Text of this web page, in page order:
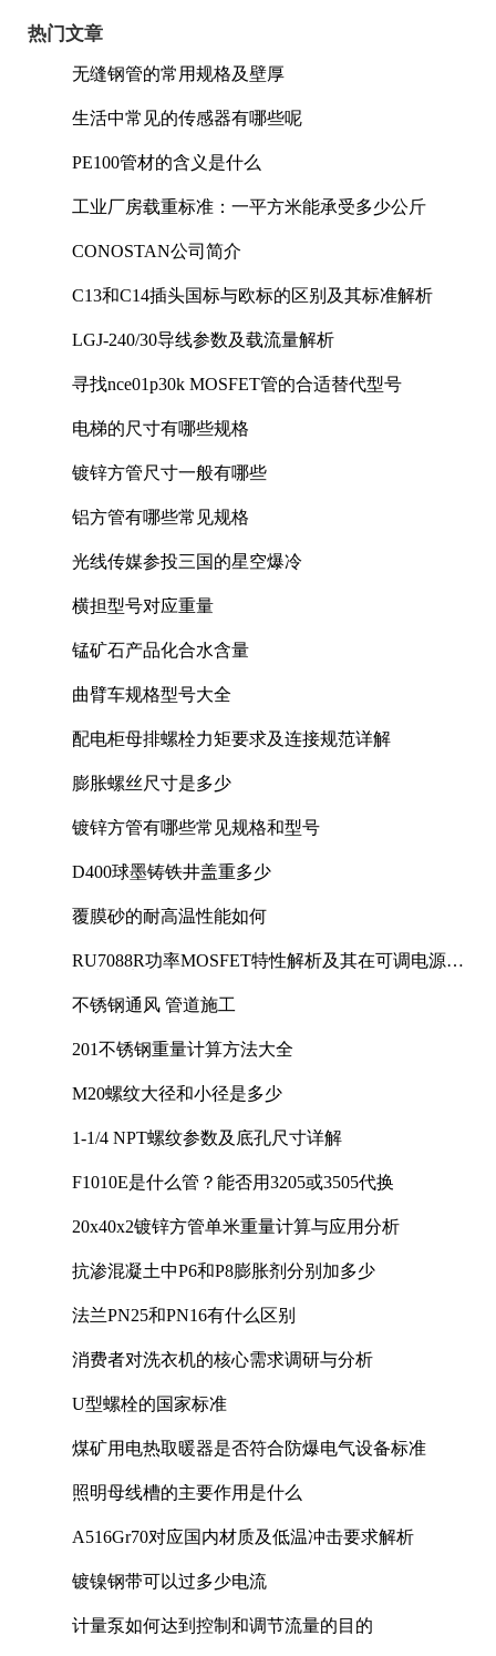
热门文章
无缝钢管的常用规格及壁厚
生活中常见的传感器有哪些呢
PE100管材的含义是什么
工业厂房载重标准：一平方米能承受多少公斤
CONOSTAN公司简介
C13和C14插头国标与欧标的区别及其标准解析
LGJ-240/30导线参数及载流量解析
寻找nce01p30k MOSFET管的合适替代型号
电梯的尺寸有哪些规格
镀锌方管尺寸一般有哪些
铝方管有哪些常见规格
光线传媒参投三国的星空爆冷
横担型号对应重量
锰矿石产品化合水含量
曲臂车规格型号大全
配电柜母排螺栓力矩要求及连接规范详解
膨胀螺丝尺寸是多少
镀锌方管有哪些常见规格和型号
D400球墨铸铁井盖重多少
覆膜砂的耐高温性能如何
RU7088R功率MOSFET特性解析及其在可调电源设
不锈钢通风 管道施工
201不锈钢重量计算方法大全
M20螺纹大径和小径是多少
1-1/4 NPT螺纹参数及底孔尺寸详解
F1010E是什么管？能否用3205或3505代换
20x40x2镀锌方管单米重量计算与应用分析
抗渗混凝土中P6和P8膨胀剂分别加多少
法兰PN25和PN16有什么区别
消费者对洗衣机的核心需求调研与分析
U型螺栓的国家标准
煤矿用电热取暖器是否符合防爆电气设备标准
照明母线槽的主要作用是什么
A516Gr70对应国内材质及低温冲击要求解析
镀镍钢带可以过多少电流
计量泵如何达到控制和调节流量的目的